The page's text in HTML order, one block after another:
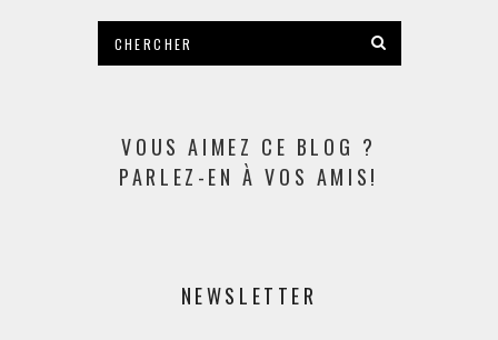
VOUS AIMEZ CE BLOG ?
PARLEZ-EN À VOS AMIS!
NEWSLETTER